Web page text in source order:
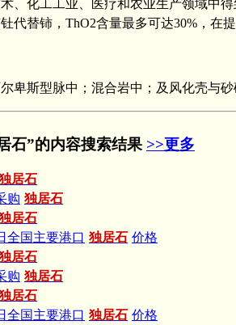
、化工工业、医疗和农业生产领域中
替铈，ThO2含量最多可达30%，在
斯型脉中；混合岩中；及风化壳与砂
石”的内容搜索结果 >>更多
居石
购 独居石
居石
全国主要港口 独居石 价格
居石
购 独居石
居石
全国主要港口 独居石 价格